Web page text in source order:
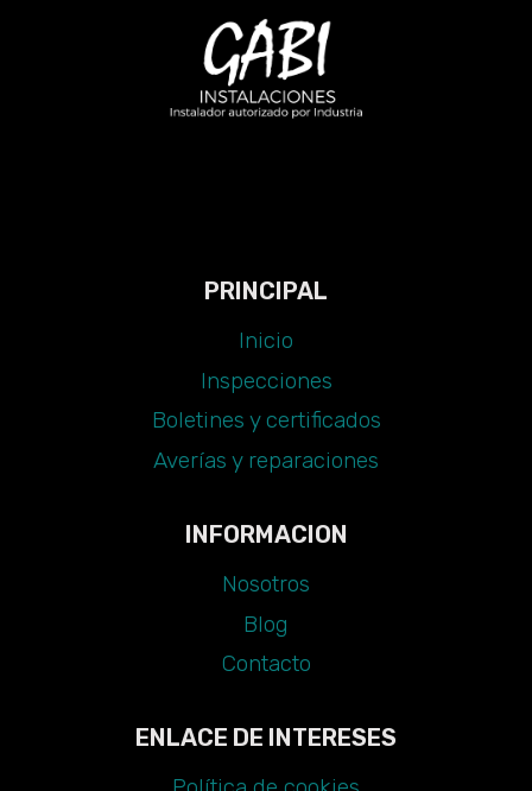
PRINCIPAL
Inicio
Inspecciones
Boletines y certificados
Averías y reparaciones
INFORMACION
Nosotros
Blog
Contacto
ENLACE DE INTERESES